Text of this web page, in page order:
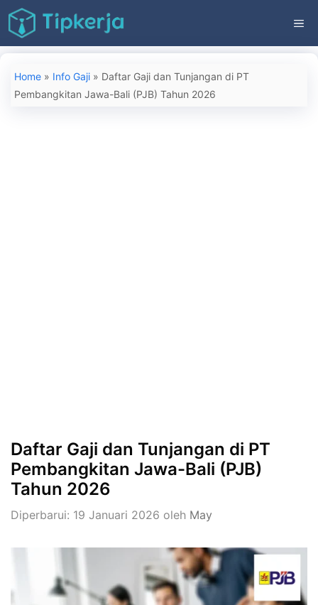
Langsung
ke
isi
Home » Info Gaji » Daftar Gaji dan Tunjangan di PT
Pembangkitan Jawa-Bali (PJB) Tahun 2026
Daftar Gaji dan Tunjangan di PT
Pembangkitan Jawa-Bali (PJB)
Tahun 2026
Diperbarui: 19 Januari 2026 oleh May